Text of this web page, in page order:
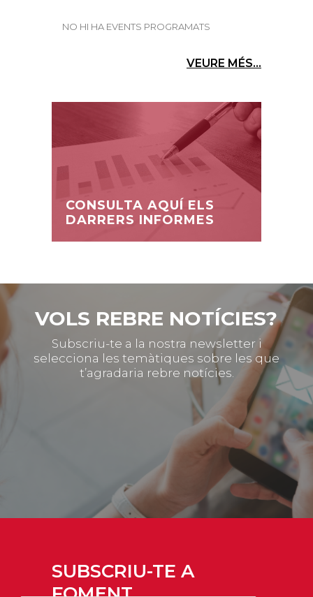
NO HI HA EVENTS PROGRAMATS
VEURE MÉS...
CONSULTA AQUÍ ELS
DARRERS INFORMES
VOLS REBRE NOTÍCIES?
Subscriu-te a la nostra newsletter i
selecciona les temàtiques sobre les que
t’agradaria rebre notícies.
SUBSCRIU-TE A